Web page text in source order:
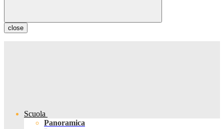
close
Scuola
Panoramica